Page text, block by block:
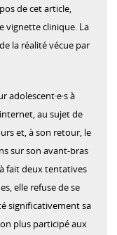
de cet article,
vignette clinique. La
la réalité vécue par
adolescent·e·s à
au sujet de
et, à son retour, le
sur son avant-bras
fait deux tentatives
elle refuse de se
significativement sa
plus participé aux